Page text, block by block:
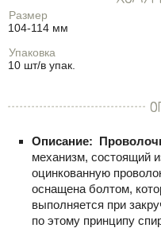
Размер
104-114 мм
Упаковка
10 шт/в упак.
Описание:
механизм, состоящий
оцинкованную
оснащена болтом,
выполняется при
по этому принципу